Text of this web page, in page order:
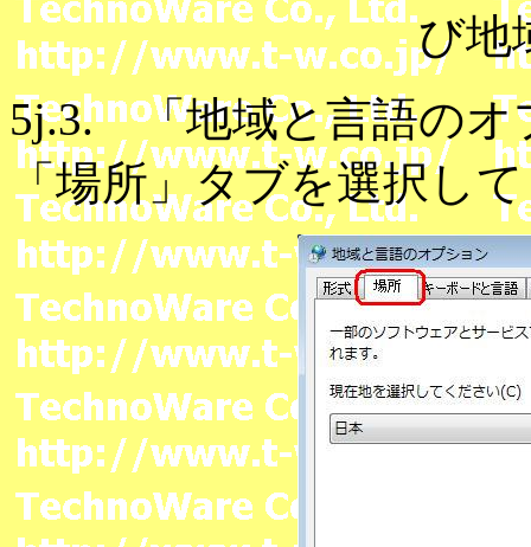
び地
5j.3. 「地域と言語のオ
「場所」タブを選択し